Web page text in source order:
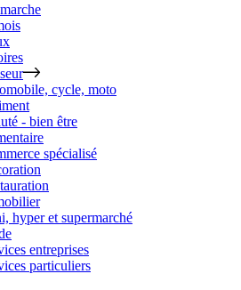
cycle, moto
- bien être
spécialisé
hyper et supermarché
entreprises
particuliers